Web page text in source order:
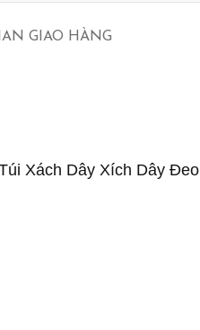
GIAO HÀNG
Xách Dây Xích Dây Đeo